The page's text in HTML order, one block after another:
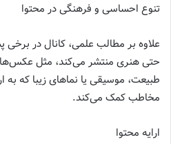
تنوع احساسی و فرهنگی در محتوا
علاوه بر مطالب علمی، کانال در
حتی هنری منتشر می‌کند، مثل
طبیعت، موسیقی یا نماهای زیبا که به
مخاطب کمک می‌کند.
ارایه محتوا